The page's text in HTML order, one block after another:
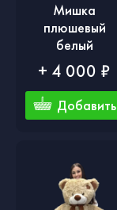
Мишка
плюшевый
белый
+ 4 000 ₽
Добавить